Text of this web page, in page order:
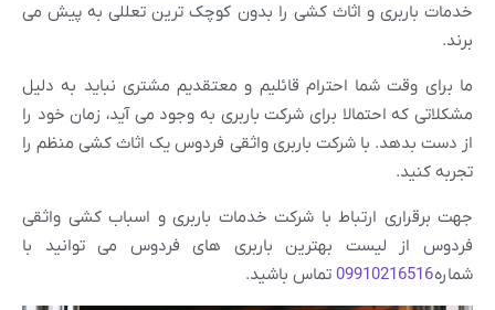
خدمات باربری و اثاث کشی را بدون کوچک ترین تعللی به پیش می
برند.
ما برای وقت شما احترام قائلیم و معتقدیم مشتری نباید به دلیل
مشکلاتی که احتمالا برای شرکت باربری به وجود می آید، زمان خود را
از دست بدهد. با شرکت باربری واثقی فردوس یک اثاث کشی منظم را
تجربه کنید.
جهت برقراری ارتباط با شرکت خدمات باربری و اسباب کشی واثقی
فردوس از لیست بهترین باربری های فردوس می توانید با
شماره09910216516 تماس باشید.